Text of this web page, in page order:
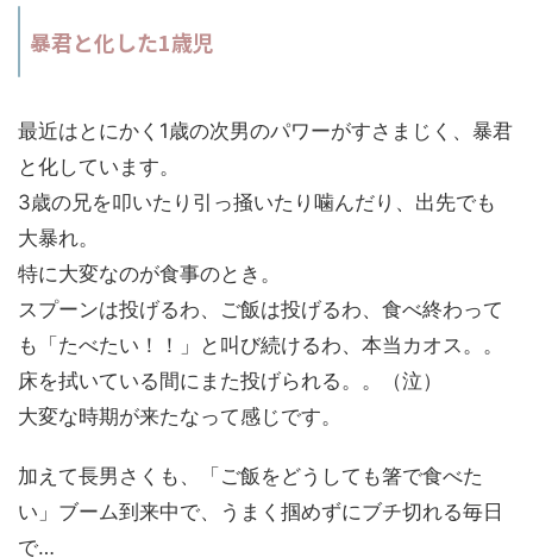
暴君と化した1歳児
最近はとにかく1歳の次男のパワーがすさまじく、暴君
と化しています。
3歳の兄を叩いたり引っ掻いたり噛んだり、出先でも
大暴れ。
特に大変なのが食事のとき。
スプーンは投げるわ、ご飯は投げるわ、食べ終わって
も「たべたい！！」と叫び続けるわ、本当カオス。。
床を拭いている間にまた投げられる。。（泣）
大変な時期が来たなって感じです。
加えて長男さくも、「ご飯をどうしても箸で食べた
い」ブーム到来中で、うまく掴めずにブチ切れる毎日
で…